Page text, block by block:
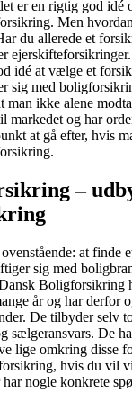
er en rigtig god idé
Men
du allerede et
idé at vælge et
sig med
man ikke alene
markedet og har
at gå efter, hvis
–
at finde
sig med
Boligforsikring
år og har derfor
De tilbyder selv
sælgeransvars. De
lige omkring disse
hvis du vil
nogle konkrete